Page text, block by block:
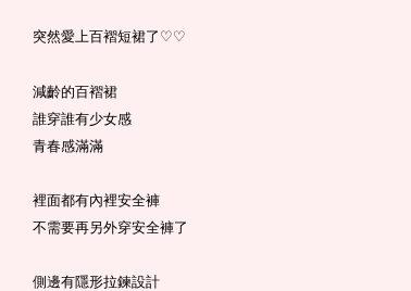
突然愛上百褶短裙了 ♡♡
減齡的百褶裙
誰穿誰有少女感
青春感滿滿
裡面都有內裡安全褲
不需要再另外穿安全褲了
側邊有隱形拉鍊設計